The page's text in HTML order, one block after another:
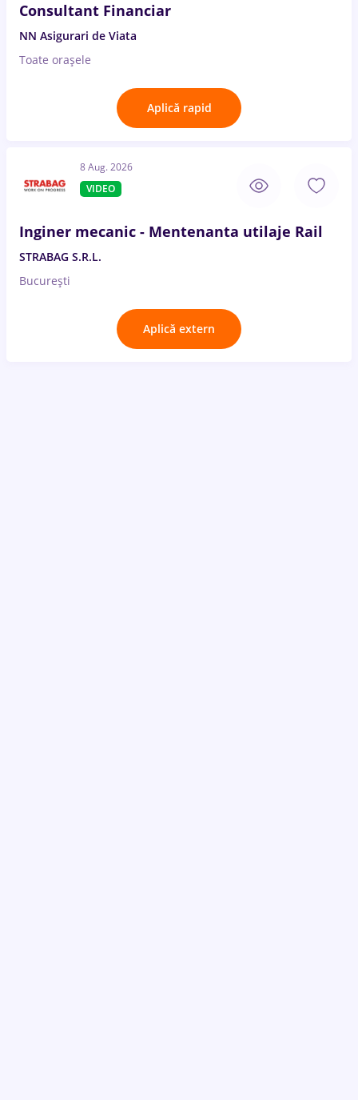
Consultant Financiar
NN Asigurari de Viata
Toate oraşele
Aplică rapid
8 Aug. 2026
VIDEO
Inginer mecanic - Mentenanta utilaje Rail
STRABAG S.R.L.
București
Aplică extern